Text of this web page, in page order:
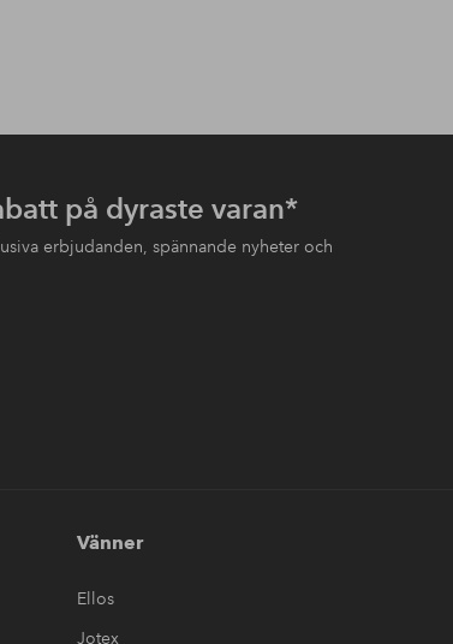
på dyraste varan*
erbjudanden, spännande nyheter och
Vänner
Ellos
Jotex